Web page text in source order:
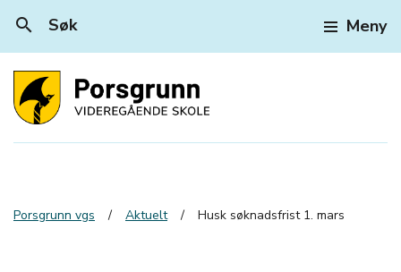
search Søk Meny
Porsgrunn vgs Aktuelt Husk søknadsfrist 1. mars